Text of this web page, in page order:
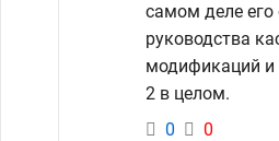
самом деле его
руководства
модификаций и
2 в целом.
0
0